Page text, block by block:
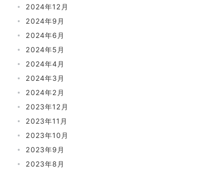
2024年12月
2024年9月
2024年6月
2024年5月
2024年4月
2024年3月
2024年2月
2023年12月
2023年11月
2023年10月
2023年9月
2023年8月